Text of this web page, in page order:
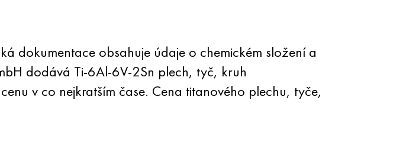
dokumentace obsahuje údaje o chemickém složení a
dodává Ti-6Al-6V-2Sn plech, tyč, kruh
v co nejkratším čase. Cena titanového plechu, tyče,